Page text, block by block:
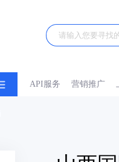
API服务 营销推广